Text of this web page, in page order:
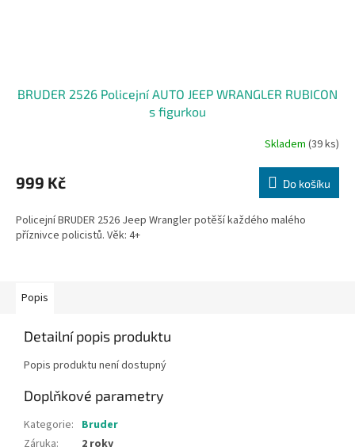
BRUDER 2526 Policejní AUTO JEEP WRANGLER RUBICON
s figurkou
Skladem (39 ks)
999 Kč Do košíku
Policejní BRUDER 2526 Jeep Wrangler potěší každého malého
příznivce policistů. Věk: 4+
Popis
Detailní popis produktu
Popis produktu není dostupný
Doplňkové parametry
Kategorie: Bruder